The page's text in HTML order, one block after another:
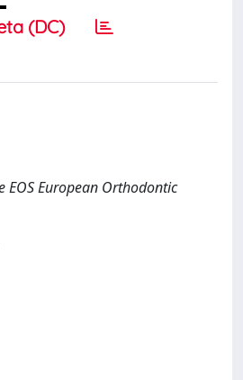
(DC)
EOS European Orthodontic